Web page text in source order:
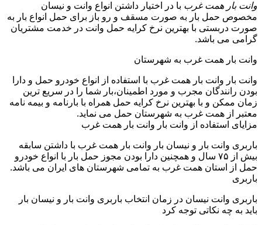
وانت بار همت غرب با در اختیار داشتن انواع وانت و نیسان
مخصوص حمل بار به صورت مسقف و رو باز برای حمل انواع بار به
صورت دربستی با بهترین نرخ کرایه حمل وانت در خدمت مشتریان
گرامی می باشد.
وانت بار همت غرب به شهرستان
وانت بار وانت بار همت غرب با استفاده از انواع خودرو حمل و دارا
بودن رانندگان مجرب و مورد اطمینان،بار شما را در سریع ترین
زمان ممکن و با بهترین نرخ کرایه حمل همراه با بارنامه و بیمه نامه
معتبر از همت غرب به شهرستان حمل می نماید.
مزایای استفاده از وانت بار وانت بار همت غرب
باربری وانت بار و نیسان بار وانت بار همت غرب با داشتن سابقه
بیش از ۷۵ سال و همچنین دارا بودن مجوز حمل بار با انواع خودرو
حمل از استان همت غرب به تمامی شهرستان های ایران می باشد.
باربری
باربری وانت نیسان در زمان انتخاب باربری وانت بار و نیسان بار
باید به چه نکاتی توجه کرد